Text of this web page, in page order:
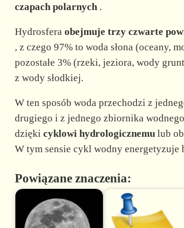
czapach polarnych.
Hydrosfera obejmuje trzy czwarte
, z czego 97% to woda słona (oceany,
pozostałe 3% (rzeki, jeziora, wody
z wody słodkiej.
W ten sposób woda przechodzi z
drugiego i z jednego zbiornika
dzięki cyklowi hydrologicznemulub
W tym sensie cykl wodny energetyzuje
Powiązane znaczenia: